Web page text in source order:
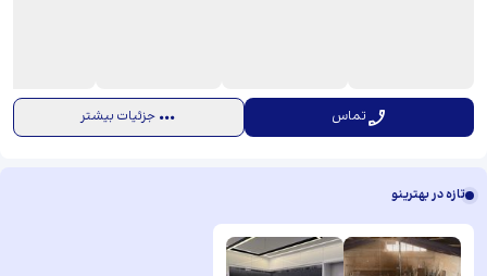
تماس جزئیات بیشتر
تازه در بهترینو